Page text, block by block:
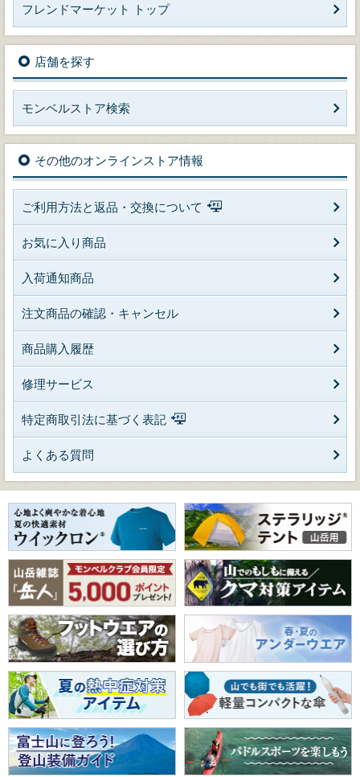
フレンドマーケット トップ
店舗を探す
モンベルストア検索
その他のオンラインストア情報
ご利用方法と返品・交換について
お気に入り商品
入荷通知商品
注文商品の確認・キャンセル
商品購入履歴
修理サービス
特定商取引法に基づく表記
よくある質問